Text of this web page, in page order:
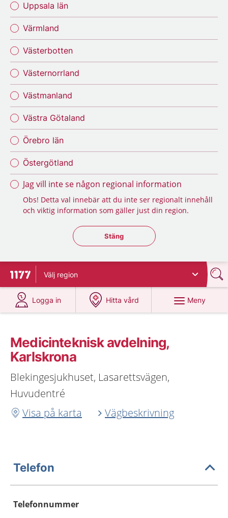
Uppsala län
Värmland
Västerbotten
Västernorrland
Västmanland
Västra Götaland
Örebro län
Östergötland
Jag vill inte se någon regional information
Obs! Detta val innebär att du inte ser regionalt innehåll
och viktig information som gäller just din region.
Stäng regionsväljaren
Stäng
Till startsidan för 1177
Välj region
Logga in
på 1177.se
Hitta vård
på 1177.se
Meny
Medicinteknisk avdelning,
Karlskrona
Blekingesjukhuset, Lasarettsvägen,
Huvudentré
Visa på karta
Vägbeskrivning
Telefon
Telefonnummer